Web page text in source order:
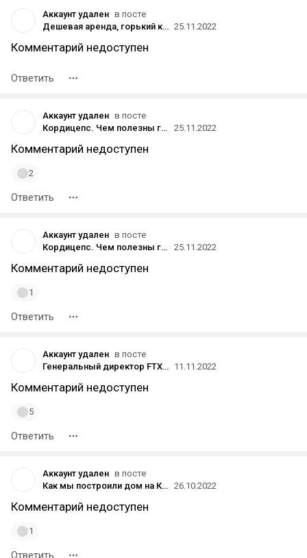
Аккаунт удален в посте
Дешевая аренда, горький кофе и безальтернативный вендинг: как мы полгода развиваем кофейный бизнес в Грузии 25.11.2022
Комментарий недоступен
Ответить
Аккаунт удален в посте
Кордицепс. Чем полезны грибы для мозга?
25.11.2022
Комментарий недоступен
2
Ответить
Аккаунт удален в посте
Кордицепс. Чем полезны грибы для мозга?
25.11.2022
Комментарий недоступен
1
Ответить
Аккаунт удален в посте
Генеральный директор FTX Банкман-Фрид уходит в отставку, начинается процедура банкротства 11.11.2022
Комментарий недоступен
5
Ответить
Аккаунт удален в посте
Как мы построили дом на Камчатке всего за 8 месяцев 26.10.2022
Комментарий недоступен
1
Ответить